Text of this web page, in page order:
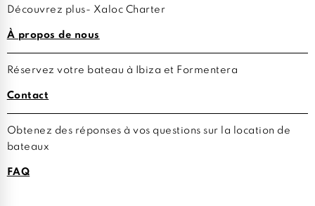
Découvrez plus- Xaloc Charter
À propos de nous
Réservez votre bateau à Ibiza et Formentera
Contact
Obtenez des réponses à vos questions sur la location de
bateaux
FAQ